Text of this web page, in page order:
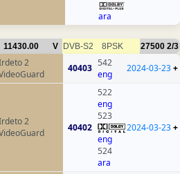
ara
11430.00 V DVB-S2 8PSK 27500 2/3
2
40403 542
eng
2024-03-23+
2
40402
522
eng
523
eng
524
ara
2024-03-23+